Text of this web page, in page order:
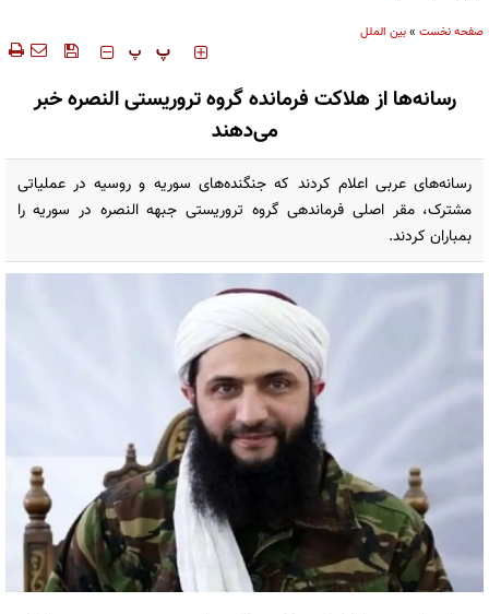
صفحه نخست »بین الملل
‍‍‍ پ پ
رسانه‌ها از هلاکت فرمانده گروه تروریستی النصره خبر
می‌دهند
رسانه‌های عربی اعلام کردند که جنگنده‌های سوریه و روسیه در عملیاتی
مشترک، مقر اصلی فرماندهی گروه تروریستی جبهه النصره در سوریه را
بمباران کردند.